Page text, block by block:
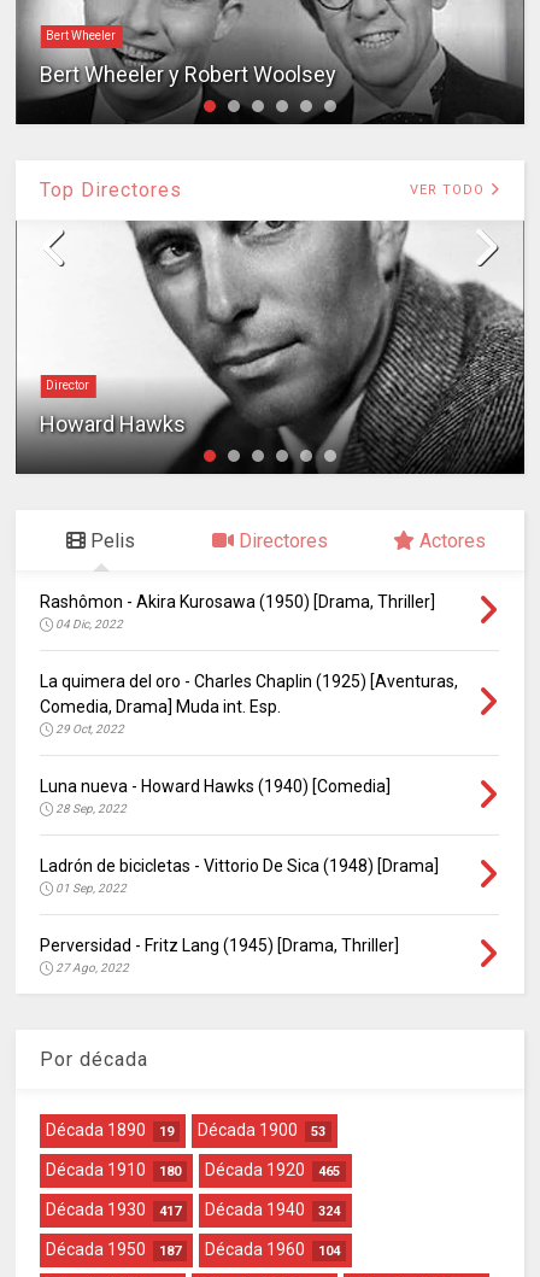
Bert Wheeler
Bert Wheeler y Robert Woolsey
Top Directores VER TODO
Director
Howard Hawks
Pelis Directores Actores
Rashômon - Akira Kurosawa (1950) [Drama, Thriller]
04 Dic, 2022
La quimera del oro - Charles Chaplin (1925) [Aventuras,
Comedia, Drama] Muda int. Esp.
29 Oct, 2022
Luna nueva - Howard Hawks (1940) [Comedia]
28 Sep, 2022
Ladrón de bicicletas - Vittorio De Sica (1948) [Drama]
01 Sep, 2022
Perversidad - Fritz Lang (1945) [Drama, Thriller]
27 Ago, 2022
Por década
Década 1890 19 Década 1900 53
Década 1910 180 Década 1920 465
Década 1930 417 Década 1940 324
Década 1950 187 Década 1960 104